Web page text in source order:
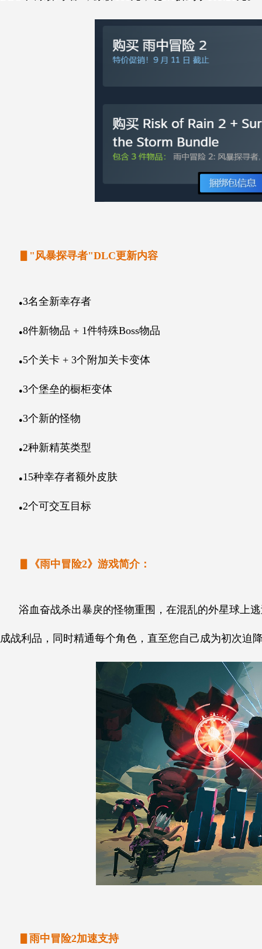
▋"风暴探寻者"DLC更新内容
●3名全新幸存者
●8件新物品 + 1件特殊Boss物品
●5个关卡 + 3个附加关卡变体
●3个堡垒的橱柜变体
●3个新的怪物
●2种新精英类型
●15种幸存者额外皮肤
●2个可交互目标
▋《雨中冒险2》游戏简介：
浴血奋战杀出暴戾的怪物重围，在混乱的外星球上
成战利品，同时精通每个角色，直至您自己成为初次迫
▋雨中冒险2加速支持